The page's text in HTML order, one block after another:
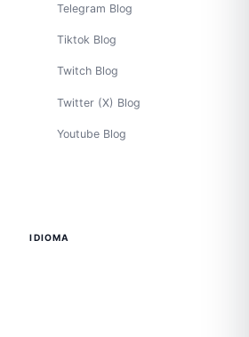
Telegram Blog
Tiktok Blog
Twitch Blog
Twitter (X) Blog
Youtube Blog
IDIOMA